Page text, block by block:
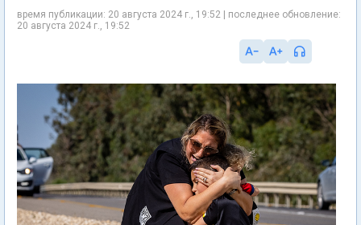
время публикации: 20 августа 2024 г., 19:52 | последнее обновление:
20 августа 2024 г., 19:52